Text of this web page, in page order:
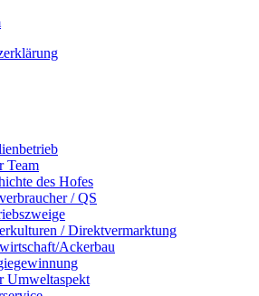
Team
des Hofes
/ QS
/ Direktvermarktung
Ackerbau
Umweltaspekt